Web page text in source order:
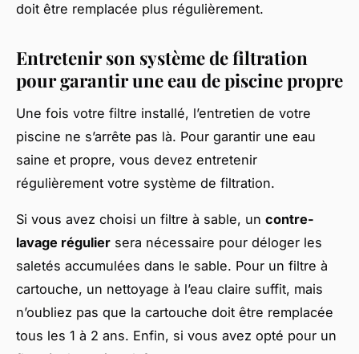
doit être remplacée plus régulièrement.
Entretenir son système de filtration
pour garantir une eau de piscine propre
Une fois votre filtre installé, l’entretien de votre
piscine ne s’arrête pas là. Pour garantir une eau
saine et propre, vous devez entretenir
régulièrement votre système de filtration.
Si vous avez choisi un filtre à sable, un contre-
lavage régulier sera nécessaire pour déloger les
saletés accumulées dans le sable. Pour un filtre à
cartouche, un nettoyage à l’eau claire suffit, mais
n’oubliez pas que la cartouche doit être remplacée
tous les 1 à 2 ans. Enfin, si vous avez opté pour un